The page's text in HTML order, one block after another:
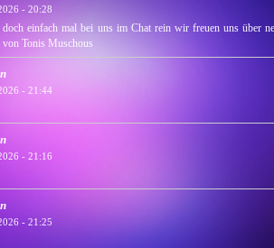
- 20:28
doch einfach mal bei uns im Chat rein wir freuen uns über
von Tonis Muschous
- 21:44
- 21:16
- 21:25